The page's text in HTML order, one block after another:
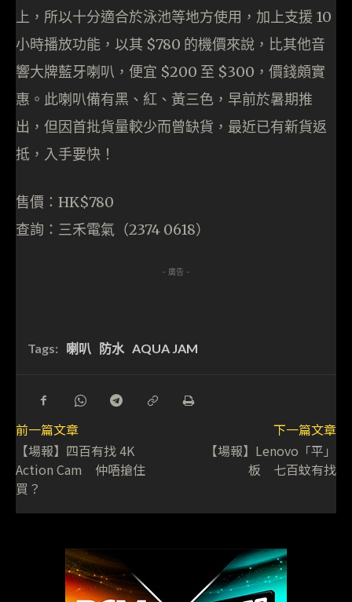
上，所以十分適合於泳池等地方使用，加上支援 10
小時播放功能，以其 $780 的機價來說，比其他音
響大牌藍牙喇叭，便宜 $200 至 $300，價錢頗實
惠。此喇叭備有黑、紅、黃三色，早前於暑期推
出，但因首批貨量較少而曾缺貨，最近已有新貨返
抵，入手要快！
售價：HK$780
查詢：三禾電氣（2374 0618）
- 廣告 -
Tags: 喇叭 防水 AQUA JAM
前一篇文章
【場報】四百有找 4K
Action Cam 仲唔搶住
買？
下一篇文章
【場報】Lenovo「平」
板 七百蚊有找